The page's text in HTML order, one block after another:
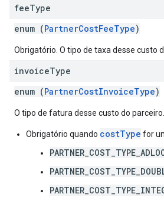
feeType
enum (PartnerCostFeeType)
Obrigatório. O tipo de taxa desse custo
invoiceType
enum (PartnerCostInvoiceType)
O tipo de fatura desse custo do parceiro.
Obrigatório quando costType for